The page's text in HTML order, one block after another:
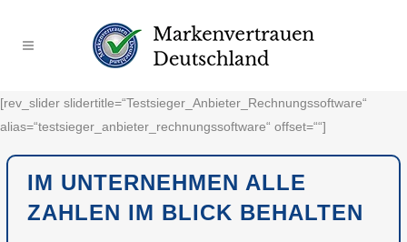
[rev_slider slidertitle=“Testsieger_Anbieter_Rechnungssoftware“
alias=“testsieger_anbieter_rechnungssoftware“ offset=““]
IM UNTERNEHMEN ALLE
ZAHLEN IM BLICK BEHALTEN